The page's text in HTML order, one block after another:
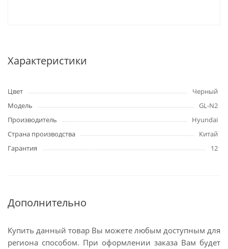
Характеристики
Цвет
Черный
Модель
GL-N2
Производитель
Hyundai
Страна производства
Китай
Гарантия
12
Дополнительно
Купить данный товар Вы можете любым доступным для
региона способом. При оформлении заказа Вам будет